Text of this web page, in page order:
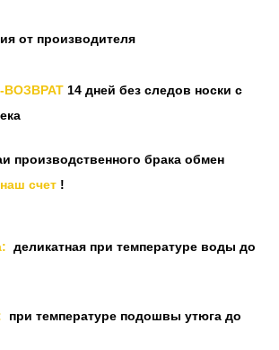
от производителя
14 дней без следов носки с
производственного брака обмен
счет !
деликатная при температуре воды до
при температуре подошвы утюга до